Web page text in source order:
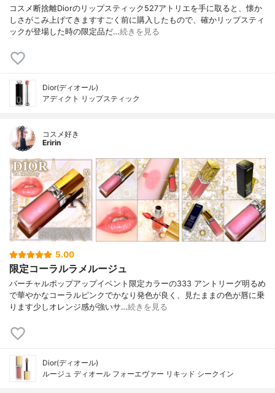
コスメ断捨離Diorのリップスティック527アトリエを手に取ると、懐か
しさがこみ上げてきますすごく前に購入したもので、確かリップスティ
ックが登場した時の限定品だ…続きを見る
Dior(ディオール)
アディクト リップスティック
コスメ好き
Eririn
5.00
限定コーラルラメルージュ
バーチャルポップアップイベント限定カラーの333 アントリーグ明るめ
で華やかなコーラルピンクでかなり発色が良く、見たままの色が唇に乗
ります少しオレンジ感が強いサ…続きを見る
Dior(ディオール)
ルージュ ディオール フォーエヴァー リキッド シークイン